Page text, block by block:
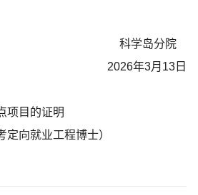
科学岛分院
2026年3月13日
项目的证明
向就业工程博士）